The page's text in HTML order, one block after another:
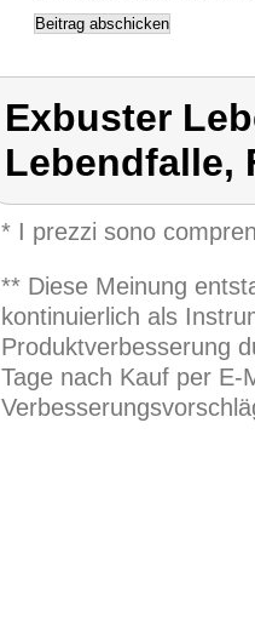
Exbuster
Lebendfalle,
* I prezzi sono
** Diese Meinung
kontinuierlich als
Produktverbesserung
Tage nach Kauf per E-